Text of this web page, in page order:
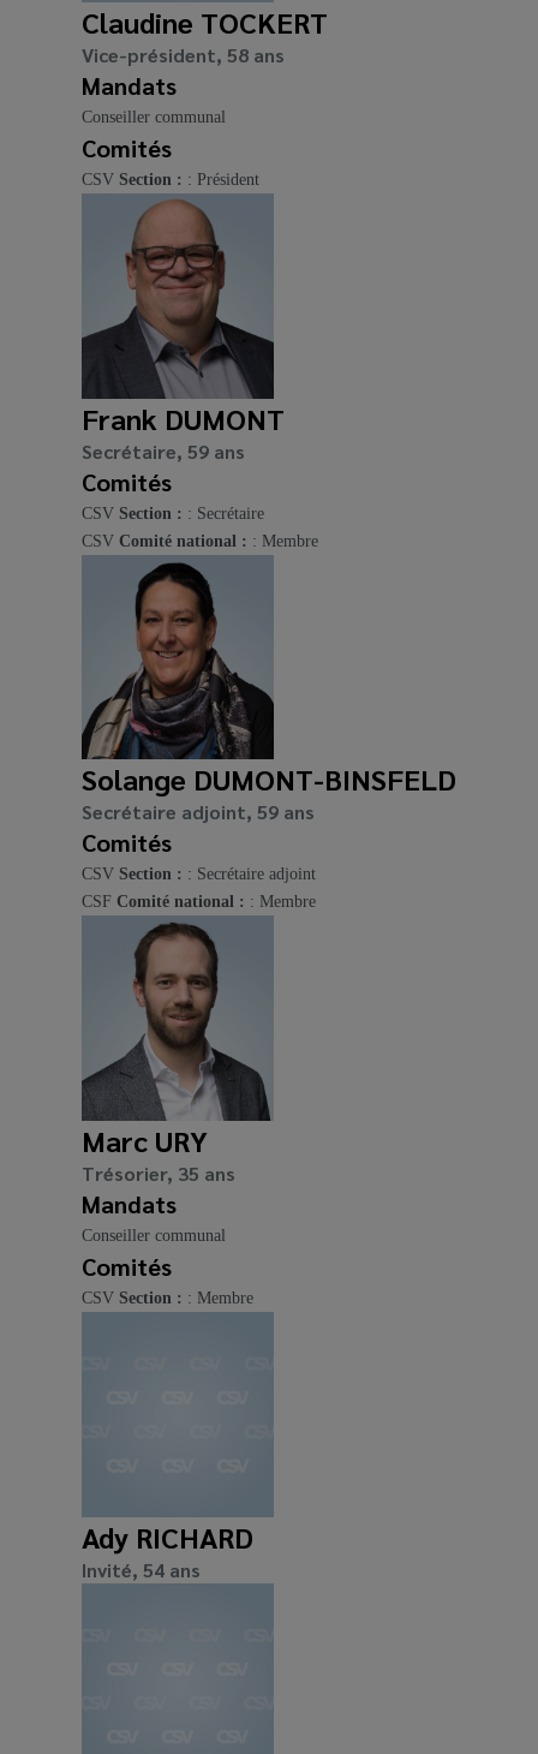
Claudine TOCKERT
Vice-président, 58 ans
Mandats
Conseiller communal
Comités
CSV Section : : Président
Frank DUMONT
Secrétaire, 59 ans
Comités
CSV Section : : Secrétaire
CSV Comité national : : Membre
Solange DUMONT-BINSFELD
Secrétaire adjoint, 59 ans
Comités
CSV Section : : Secrétaire adjoint
CSF Comité national : : Membre
Marc URY
Trésorier, 35 ans
Mandats
Conseiller communal
Comités
CSV Section : : Membre
Ady RICHARD
Invité, 54 ans